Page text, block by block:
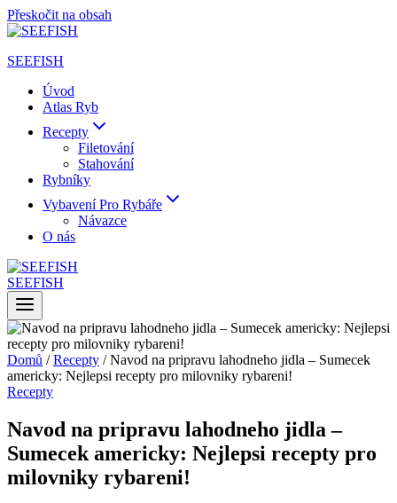
Přeskočit na obsah
SEEFISH
Úvod
Atlas Ryb
Recepty
Filetování
Stahování
Rybníky
Vybavení Pro Rybáře
Návazce
O nás
SEEFISH
Domů / Recepty / Navod na pripravu lahodneho jidla – Sumecek
americky: Nejlepsi recepty pro milovniky rybareni!
Recepty
Navod na pripravu lahodneho jidla –
Sumecek americky: Nejlepsi recepty pro
milovniky rybareni!